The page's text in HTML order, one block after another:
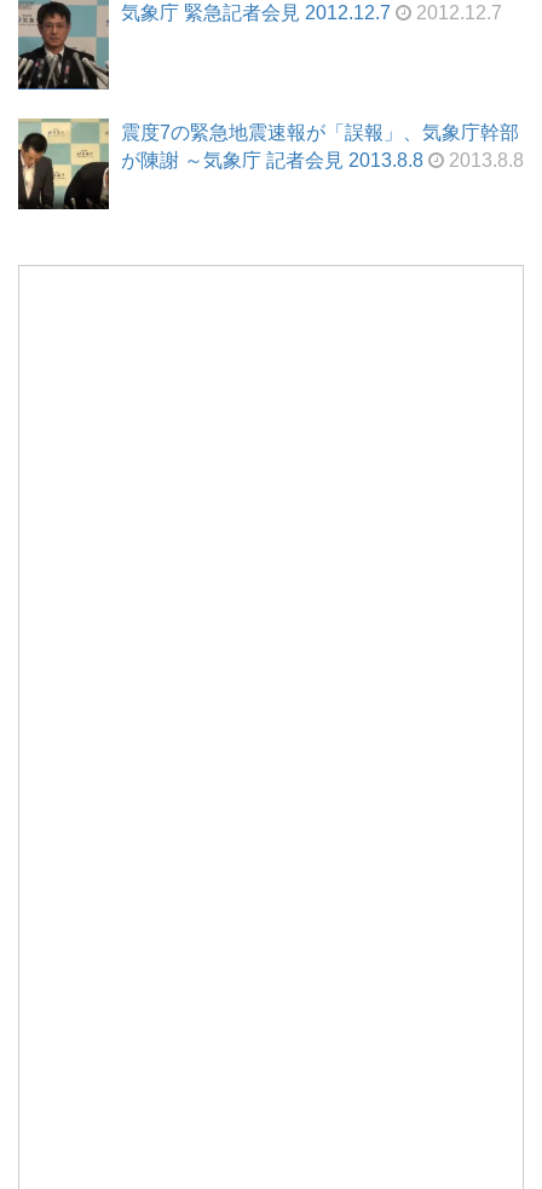
気象庁 緊急記者会見 2012.12.7 2012.12.7
震度7の緊急地震速報が「誤報」、気象庁幹部
が陳謝 ～気象庁 記者会見 2013.8.8
2013.8.8